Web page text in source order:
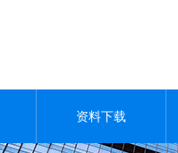
资料下载